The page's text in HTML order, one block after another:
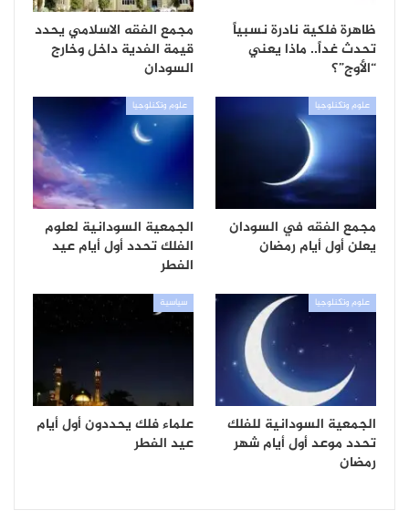
ظاهرة فلكية نادرة نسبياً
تحدث غداً.. ماذا يعني
“الأوج”؟
مجمع الفقه الاسلامي يحدد
قيمة الفدية داخل وخارج
السودان
علوم وتكنلوجيا
مجمع الفقه في السودان
يعلن أول أيام رمضان
علوم وتكنلوجيا
الجمعية السودانية لعلوم
الفلك تحدد أول أيام عيد
الفطر
علوم وتكنلوجيا
الجمعية السودانية للفلك
تحدد موعد أول أيام شهر
رمضان
سياسية
علماء فلك يحددون أول أيام
عيد الفطر